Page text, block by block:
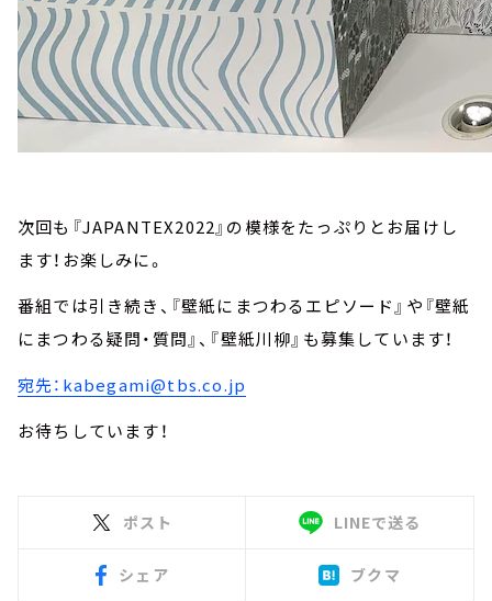
次回も『JAPANTEX2022』の模様をたっぷりとお届けし
ます！お楽しみに。
番組では引き続き、『壁紙にまつわるエピソード』や『壁紙
にまつわる疑問・質問』、『壁紙川柳』も募集しています！
宛先：kabegami@tbs.co.jp
お待ちしています！
ポスト LINEで送る
シェア ブクマ